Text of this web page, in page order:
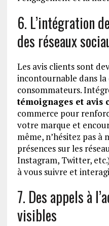
6. L’intégration
des réseaux
Les avis clients sont
incontournable dans la
consommateurs.
témoignages et avis
commerce pour
votre marque et
même, n’hésitez pas
présences sur les
Instagram, Twitter,
à vous suivre et
7. Des appels à
visibles